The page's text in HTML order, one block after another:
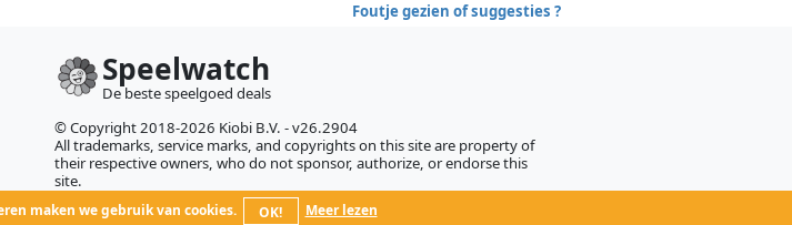
Foutje gezien of suggesties ?
maken we gebruik van cookies. OK! Meer lezen
Speelwatch
De beste speelgoed deals
© Copyright 2018-2026 Kiobi B.V. - v26.2904
All trademarks, service marks, and copyrights on this site are property of
their respective owners, who do not sponsor, authorize, or endorse this
site.